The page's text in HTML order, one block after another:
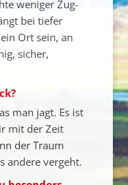
weniger Zug-
bei tiefer
Ort sein, an
sicher,
man jagt. Es ist
mit der Zeit
der Traum
andere vergeht.